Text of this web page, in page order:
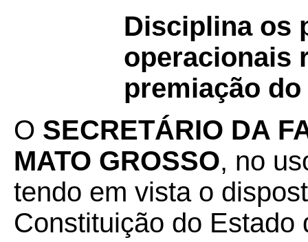
Disciplina os
operacionais
premiação do
O SECRETÁRIO DA
MATO GROSSO, no
tendo em vista o
Constituição do Estado